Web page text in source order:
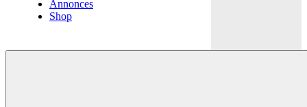
Annonces
Shop